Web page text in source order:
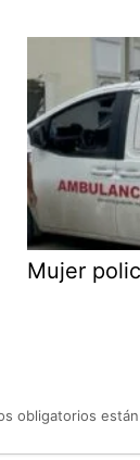
Mujer
obligatorios